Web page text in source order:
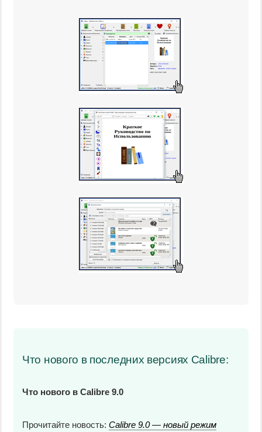
Что нового в последних версиях Calibre:
Что нового в Calibre 9.0
Прочитайте новость: Calibre 9.0 — новый режим